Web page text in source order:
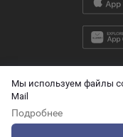
Мы используем файлы
Mail
Подробнее
2026 © ООО «ПЭК»
О защите